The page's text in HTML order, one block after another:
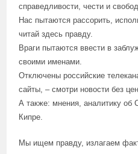
справедливости, чести и
Нас пытаются рассорить,
читай здесь правду.
Враги пытаются ввести в
своими именами.
Отключены российские
сайты, – смотри новости без
А также: мнения, аналитику об
Кипре.
Мы ищем правду, излагаем